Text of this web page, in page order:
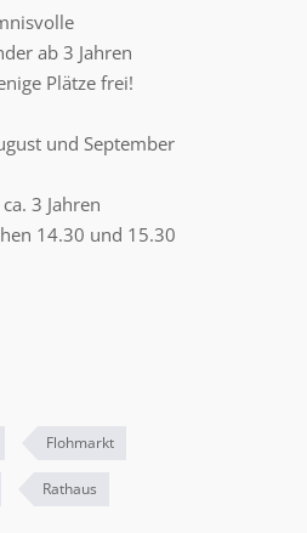
ab 3 Jahren
Plätze frei!
und September
3 Jahren
14.30 und 15.30
Flohmarkt
Rathaus